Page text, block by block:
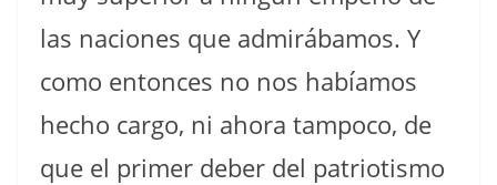
las naciones que admirábamos. Y
como entonces no nos habíamos
hecho cargo, ni ahora tampoco, de
que el primer deber del patriotismo